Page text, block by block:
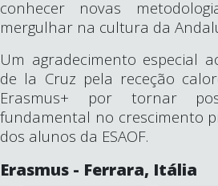
conhecer novas
mergulhar na cultura da
Um agradecimento especial
de la Cruz pela receção
Erasmus+ por tornar
fundamental no crescimento
dos alunos da ESAOF.
Erasmus - Ferrara, Itália